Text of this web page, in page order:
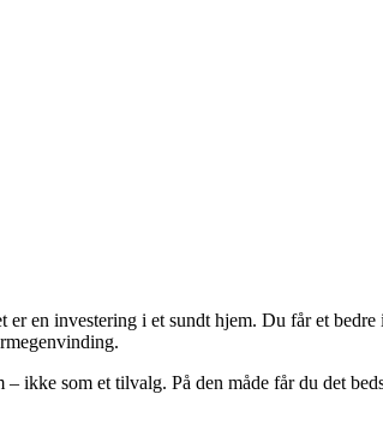
en investering i et sundt hjem. Du får et
som et tilvalg. På den måde får du det